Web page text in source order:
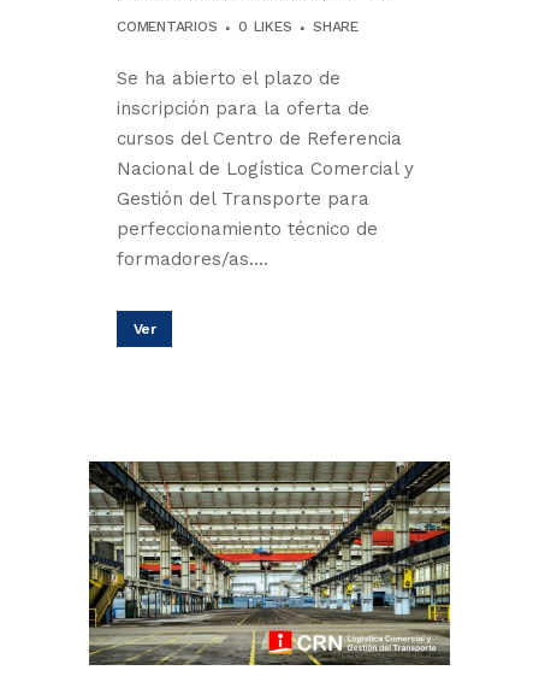
COMENTARIOS
0 LIKES SHARE
Se ha abierto el plazo de
inscripción para la oferta de
cursos del Centro de Referencia
Nacional de Logística Comercial y
Gestión del Transporte para
perfeccionamiento técnico de
formadores/as....
Ver